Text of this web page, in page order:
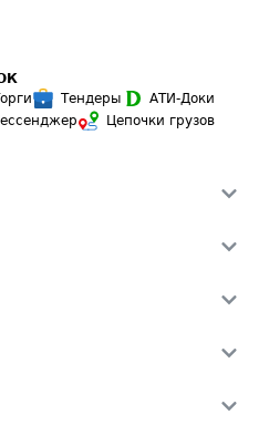
Тендеры
АТИ-Доки
Цепочки грузов